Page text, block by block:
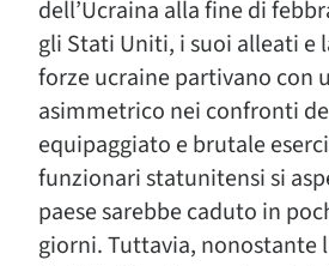
dell’Ucraina alla fine di
gli Stati Uniti, i suoi alleati e
forze ucraine partivano con
asimmetrico nei confronti
equipaggiato e brutale
funzionari statunitensi si
paese sarebbe caduto in
giorni. Tuttavia, nonostante